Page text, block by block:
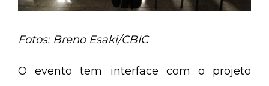
Fotos: Breno Esaki/CBIC
O evento tem interface com o projeto